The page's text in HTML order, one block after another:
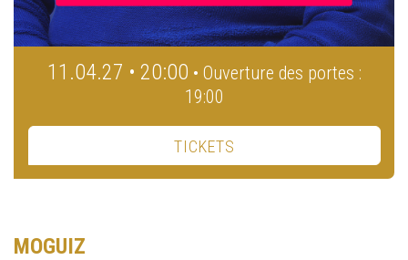
11.04.27 • 20:00 • Ouverture des portes :
19:00
TICKETS
MOGUIZ